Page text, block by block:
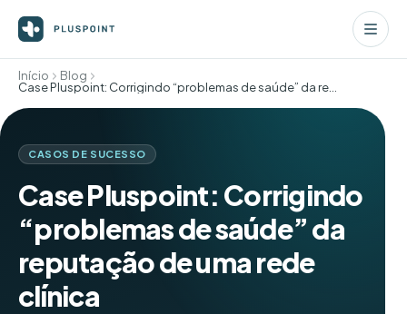
Início
Blog
CASOS DE SUCESSO
Case Pluspoint: Corrigindo
“problemas de saúde” da
reputação de uma rede
clínica